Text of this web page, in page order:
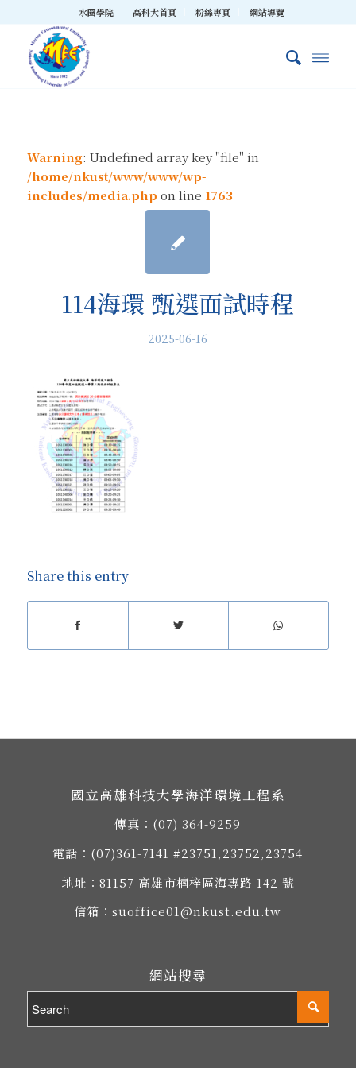
水圈學院 高科大首頁 粉絲專頁 網站導覽
Warning: Undefined array key "file" in
/home/nkust/www/www/wp-
includes/media.php on line 1763
114海環 甄選面試時程
2025-06-16
Share this entry
國立高雄科技大學海洋環境工程系
傳真：(07) 364-9259
電話： (07)361-7141 #23751,23752,23754
地址： 81157 高雄市楠梓區海專路 142 號
信箱：suoffice01@nkust.edu.tw
網站搜尋